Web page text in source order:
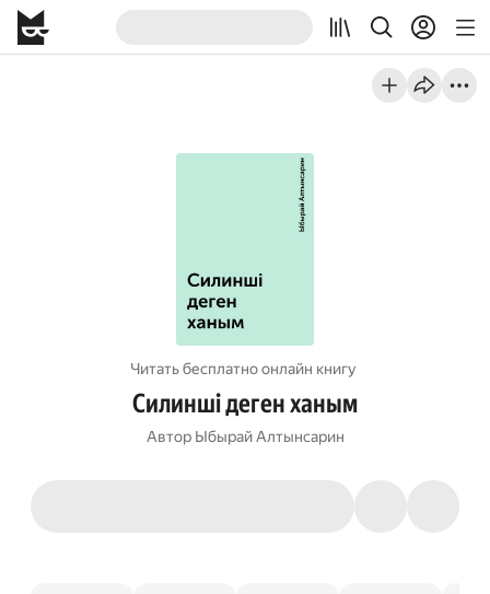
Читать бесплатно онлайн книгу
Силинші деген ханым
Автор Ыбырай Алтынсарин